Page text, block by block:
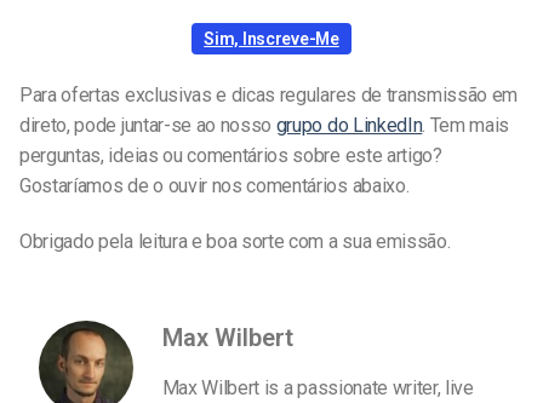
Sim, Inscreve-Me
Para ofertas exclusivas e dicas regulares de transmissão em
direto, pode juntar-se ao nosso grupo do LinkedIn. Tem mais
perguntas, ideias ou comentários sobre este artigo?
Gostaríamos de o ouvir nos comentários abaixo.
Obrigado pela leitura e boa sorte com a sua emissão.
Max Wilbert
Max Wilbert is a passionate writer, live